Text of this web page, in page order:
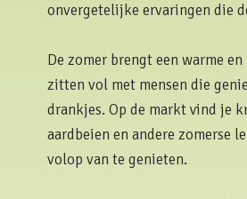
onvergetelijke ervaringen die
De zomer brengt een warme
zitten vol met mensen die
drankjes. Op de markt vind je
aardbeien en andere zomerse
volop van te genieten.